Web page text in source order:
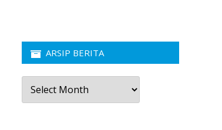
ARSIP BERITA
Arsip
Berita